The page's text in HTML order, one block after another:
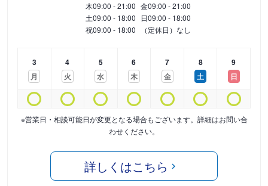
木09:00 - 21:00 金09:00 - 21:00
土09:00 - 18:00 日09:00 - 18:00
祝09:00 - 18:00 （定休日）なし
3
月
4
火
5
水
6
木
7
金
8
土
9
日
※営業日・相談可能日が変更となる場合もございます。詳細はお問い合
わせください。
詳しくはこちら